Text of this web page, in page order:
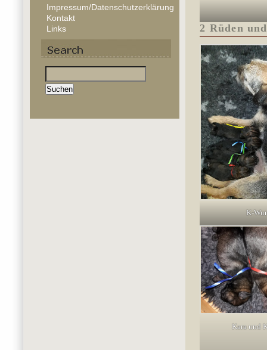
2 Rüden
K-
Kara und
Impressum/Datenschutzerklärung
Kontakt
Links